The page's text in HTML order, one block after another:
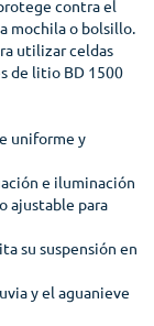
contra el
mochila o bolsillo.
utilizar celdas
de litio BD 1500
uniforme y
e iluminación
ajustable para
su suspensión en
y el aguanieve